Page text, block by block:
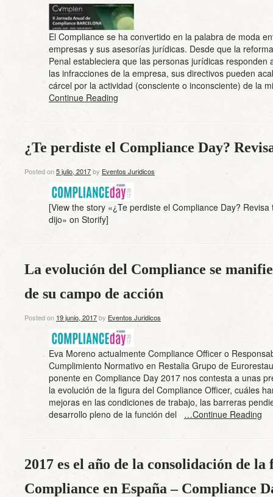
El Compliance se ha convertido en la palabra de moda
empresas y sus asesorías jurídicas. Desde que la
Penal estableciera que las personas jurídicas responden
las infracciones de la empresa, sus directivos pueden
cárcel por la actividad (consciente o inconsciente) de la
Continue Reading
¿Te perdiste el Compliance Day?
Posted on5 julio, 2017by Eventos Juridicos
[View the story «¿Te perdiste el Compliance Day?
dijo» on Storify]
La evolución del Compliance se
de su campo de acción
Posted on 19 junio, 2017by Eventos Juridicos
Eva Moreno actualmente Compliance Officer o
Cumplimiento Normativo en Restalia Grupo de
ponente en Compliance Day 2017 nos contesta a unas
la evolución de la figura del Compliance Officer, cuáles
mejoras en las condiciones de trabajo, las barreras
desarrollo pleno de la función del …Continue Reading
2017 es el año de la consolidación de
Compliance en España – Compliance